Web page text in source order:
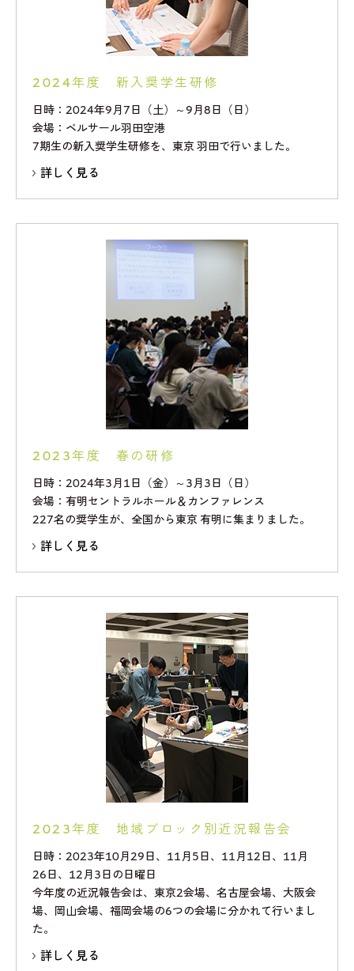
2024年度 新入奨学生研修
日時：2024年9月7日（土）～9月8日（日）
会場：ベルサール羽田空港
7期生の新入奨学生研修を、東京 羽田で行いました。
詳しく見る
2023年度 春の研修
日時：2024年3月1日（金）～3月3日（日）
会場：有明セントラルホール＆カンファレンス
227名の奨学生が、全国から東京 有明に集まりました。
詳しく見る
2023年度 地域ブロック別近況報告会
日時：2023年10月29日、11月5日、11月12日、11月
26日、12月3日の日曜日
今年度の近況報告会は、東京2会場、名古屋会場、大阪会
場、岡山会場、福岡会場の6つの会場に分かれて行いまし
た。
詳しく見る